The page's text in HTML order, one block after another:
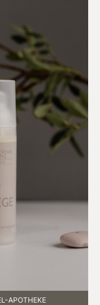
APOTHEKE